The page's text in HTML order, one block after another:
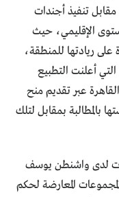
تنفيذ أجندات
الإقليمي، حيث
ريادتها للمنطقة،
أعلنت التطبيع
عبر تقديم منح
بالمطالبة بمقابل لتلك
لدى واشنطن يوسف
المعارضة لحكم